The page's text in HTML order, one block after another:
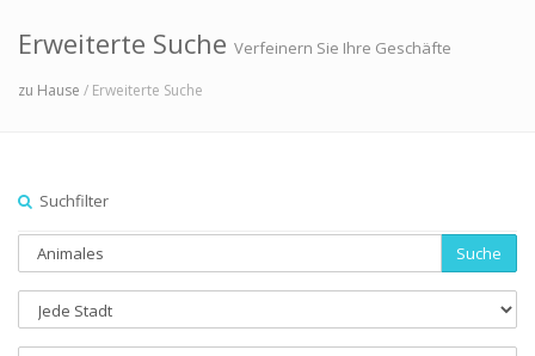
Erweiterte Suche Verfeinern Sie Ihre Geschäfte
zu Hause / Erweiterte Suche
Suchfilter
Suche